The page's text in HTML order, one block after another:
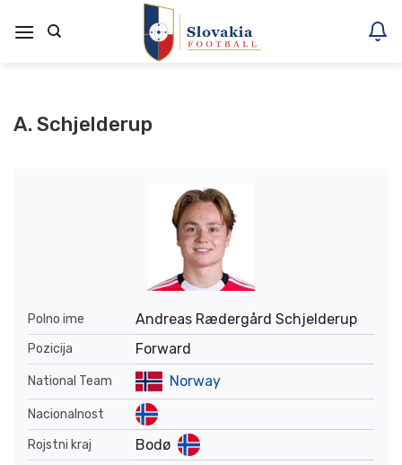
na
A. Schjelderup
Polno ime Andreas Rædergård Schjelderup
Pozicija Forward
National Team Norway
Nacionalnost
Rojstni kraj
Bodø